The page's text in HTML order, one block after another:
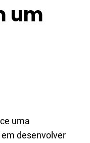
um
uma
desenvolver